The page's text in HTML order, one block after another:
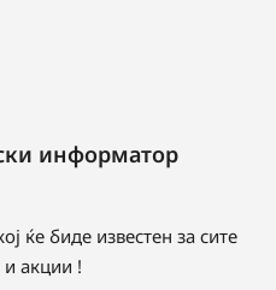
информатор
ќе биде известен за сите
и акции !